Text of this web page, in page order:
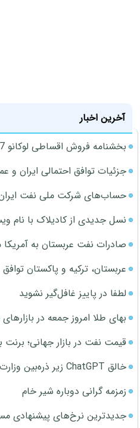
آخرین اخبار
بخشنامه فروش اقساطی لوکانو L7 و لوکانو L8 (مرداد 1405)
جزئیات توافق احتمالی ایران و
حساب‌های شرکت ملی نفت
نسل جدیدی از کادیلاک با نام
صادرات نفت عربستان به
عربستان، ترکیه و پاکستان
لطفا در پاییز غافل‌گیر نشوید
بهای طلا امروز جمعه در
قیمت نفت در بازار جهانی؛ برنت به 83 دلار
خالق ChatGPT زیر ذره‌بین وزارت دادگستری آمریکا
زمزمه گرانی دوباره شیر خام
جدیدترین نرخ‌های پیشنهادی مسکن در 10